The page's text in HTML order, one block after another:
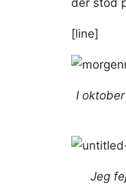
der stod
[line]
I
Jeg